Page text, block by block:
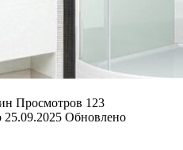
Просмотров 123
25.09.2025 Обновлено